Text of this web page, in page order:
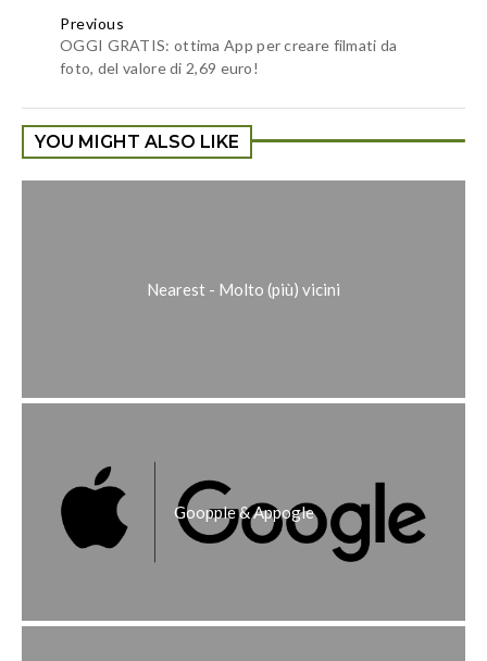
Previous
OGGI GRATIS: ottima App per creare filmati da
foto, del valore di 2,69 euro!
YOU MIGHT ALSO LIKE
Nearest - Molto (più) vicini
Goopple & Appogle